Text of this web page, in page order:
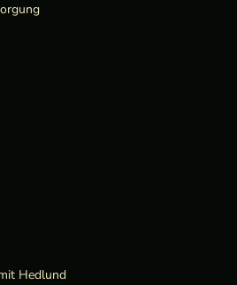
Hedlund